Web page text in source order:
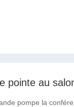
pompe la